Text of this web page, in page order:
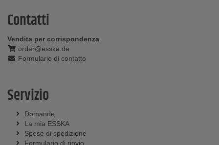
Contatti
Vendita per corrispondenza
order@esska.de
Formulario di contatto
Servizio
Domande
La mia ESSKA
Spese di spedizione
Formulario di rinvio